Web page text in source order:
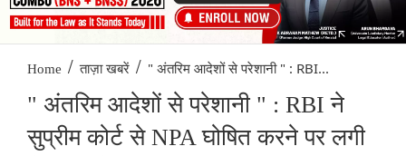
Home / ताज़ा खबरें / " अंतरिम आदेशों से परेशानी " : RBI...
" अंतरिम आदेशों से परेशानी " : RBI ने
सुप्रीम कोर्ट से NPA घोषित करने पर लगी